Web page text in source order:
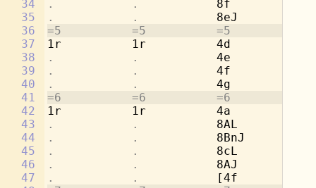
34
35
36
37
38
39
40
41
42
43
44
45
46
47
.           . 8f
.           . 8eJ
=5          =5          =5          =5
1r          1r          4d          2a
.           . 4e
.           . 4f
.           . 4g
=6          =6          =6          =6
1r          1r          4a
.           . 8AL
.           . 8BnJ
.           . 8cL         2a
.           . 8AJ
.           .
[4f